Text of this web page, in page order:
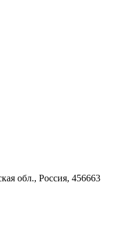
обл., Россия, 456663